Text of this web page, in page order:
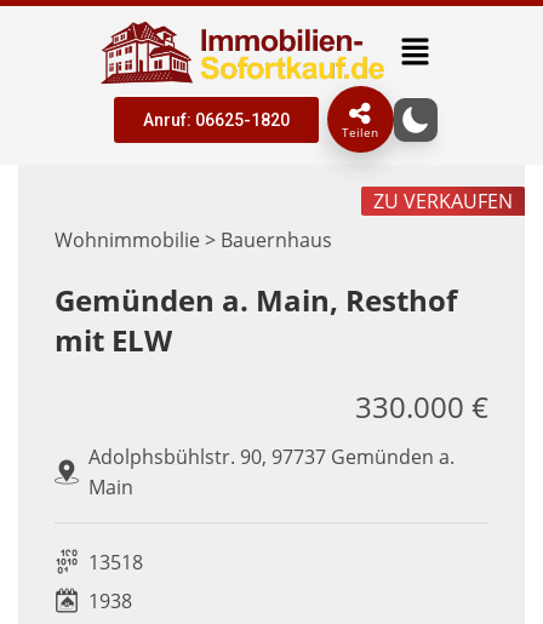
Anruf: 06625-1820
Teilen
Wohnimmobilie > Bauernhaus
ZU VERKAUFEN
Gemünden a. Main, Resthof
mit ELW
Adolphsbühlstr. 90, 97737 Gemünden a.
Main
330.000 €
13518
1938